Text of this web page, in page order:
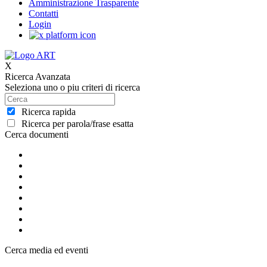
Amministrazione Trasparente
Contatti
Login
X
Ricerca Avanzata
Seleziona uno o piu criteri di ricerca
Ricerca rapida
Ricerca per parola/frase esatta
Cerca documenti
Cerca media ed eventi